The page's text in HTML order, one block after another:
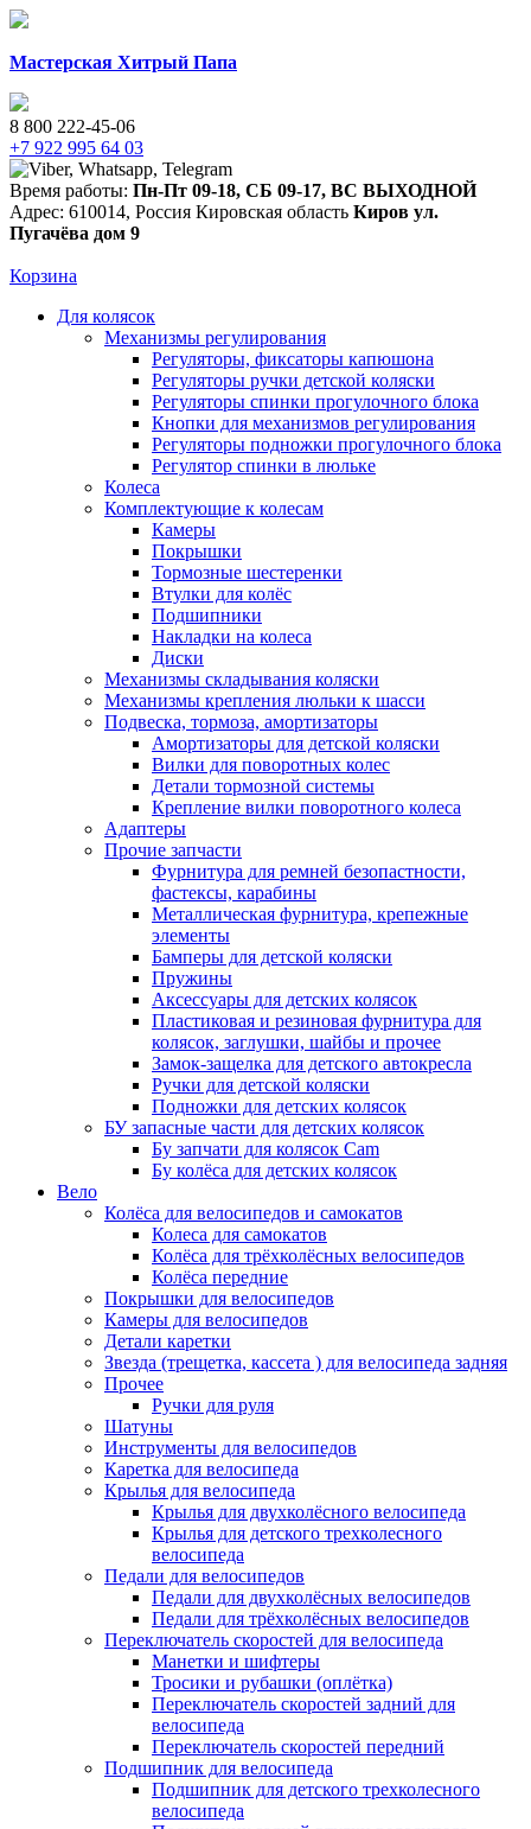
Мастерская Хитрый Папа
8 800 222-45-06
+7 922 995 64 03
Время работы: Пн-Пт 09-18, СБ 09-17, ВС ВЫХОДНОЙ
Адрес: 610014, Россия Кировская область Киров ул.
Пугачёва дом 9
Корзина
Для колясок
Механизмы регулирования
Регуляторы, фиксаторы капюшона
Регуляторы ручки детской коляски
Регуляторы спинки прогулочного блока
Кнопки для механизмов регулирования
Регуляторы подножки прогулочного блока
Регулятор спинки в люльке
Колеса
Комплектующие к колесам
Камеры
Покрышки
Тормозные шестеренки
Втулки для колёс
Подшипники
Накладки на колеса
Диски
Механизмы складывания коляски
Механизмы крепления люльки к шасси
Подвеска, тормоза, амортизаторы
Амортизаторы для детской коляски
Вилки для поворотных колес
Детали тормозной системы
Крепление вилки поворотного колеса
Адаптеры
Прочие запчасти
Фурнитура для ремней безопастности,
фастексы, карабины
Металлическая фурнитура, крепежные
элементы
Бамперы для детской коляски
Пружины
Аксессуары для детских колясок
Пластиковая и резиновая фурнитура для
колясок, заглушки, шайбы и прочее
Замок-защелка для детского автокресла
Ручки для детской коляски
Подножки для детских колясок
БУ запасные части для детских колясок
Бу запчати для колясок Cam
Бу колёса для детских колясок
Вело
Колёса для велосипедов и самокатов
Колеса для самокатов
Колёса для трёхколёсных велосипедов
Колёса передние
Покрышки для велосипедов
Камеры для велосипедов
Детали каретки
Звезда (трещетка, кассета ) для велосипеда задняя
Прочее
Ручки для руля
Шатуны
Инструменты для велосипедов
Каретка для велосипеда
Крылья для велосипеда
Крылья для двухколёсного велосипеда
Крылья для детского трехколесного
велосипеда
Педали для велосипедов
Педали для двухколёсных велосипедов
Педали для трёхколёсных велосипедов
Переключатель скоростей для велосипеда
Манетки и шифтеры
Тросики и рубашки (оплётка)
Переключатель скоростей задний для
велосипеда
Переключатель скоростей передний
Подшипник для велосипеда
Подшипник для детского трехколесного
велосипеда